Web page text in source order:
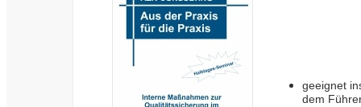
geeignet
dem